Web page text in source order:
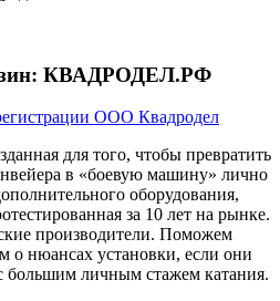
КВАДРОДЕЛ.РФ
для того, чтобы превратить
в «боевую машину» лично
оборудования,
за 10 лет на рынке.
производители. Поможем
о нюансах установки, если они
большим личным стажем катания.